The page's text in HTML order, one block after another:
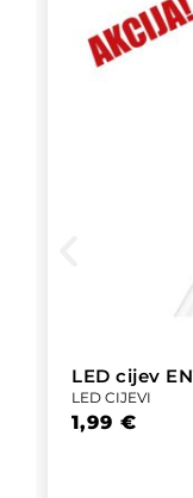
LED cijev
LED CIJEVI
1,99 €